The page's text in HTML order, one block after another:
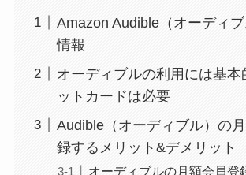
Amazon Audible（オーディ
情報
オーディブルの利用には基本
ットカードは必要
Audible（オーディブル）の
録するメリット&デメリット
オーディブルの月額会員登